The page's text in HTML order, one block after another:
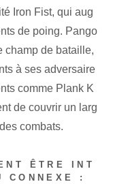
Iron Fist, qui aug
de poing. Pango
champ de bataille,
à ses adversaire
comme Plank K
de couvrir un larg
combats.
ÊTRE INT
CONNEXE :